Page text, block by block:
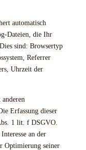
automatisch
Dateien, die Ihr
sind: Browsertyp
Referrer
Uhrzeit der
Erfassung dieser
1 lit. f DSGVO.
an der
Optimierung seiner